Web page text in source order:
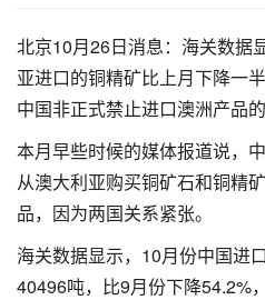
北京10月26日消息：海关数据
亚进口的铜精矿比上月下降一
中国非正式禁止进口澳洲产品的
本月早些时候的媒体报道说，
从澳大利亚购买铜矿石和铜精
品，因为两国关系紧张。
海关数据显示，10月份中国进
40496吨，比9月份下降54.2%